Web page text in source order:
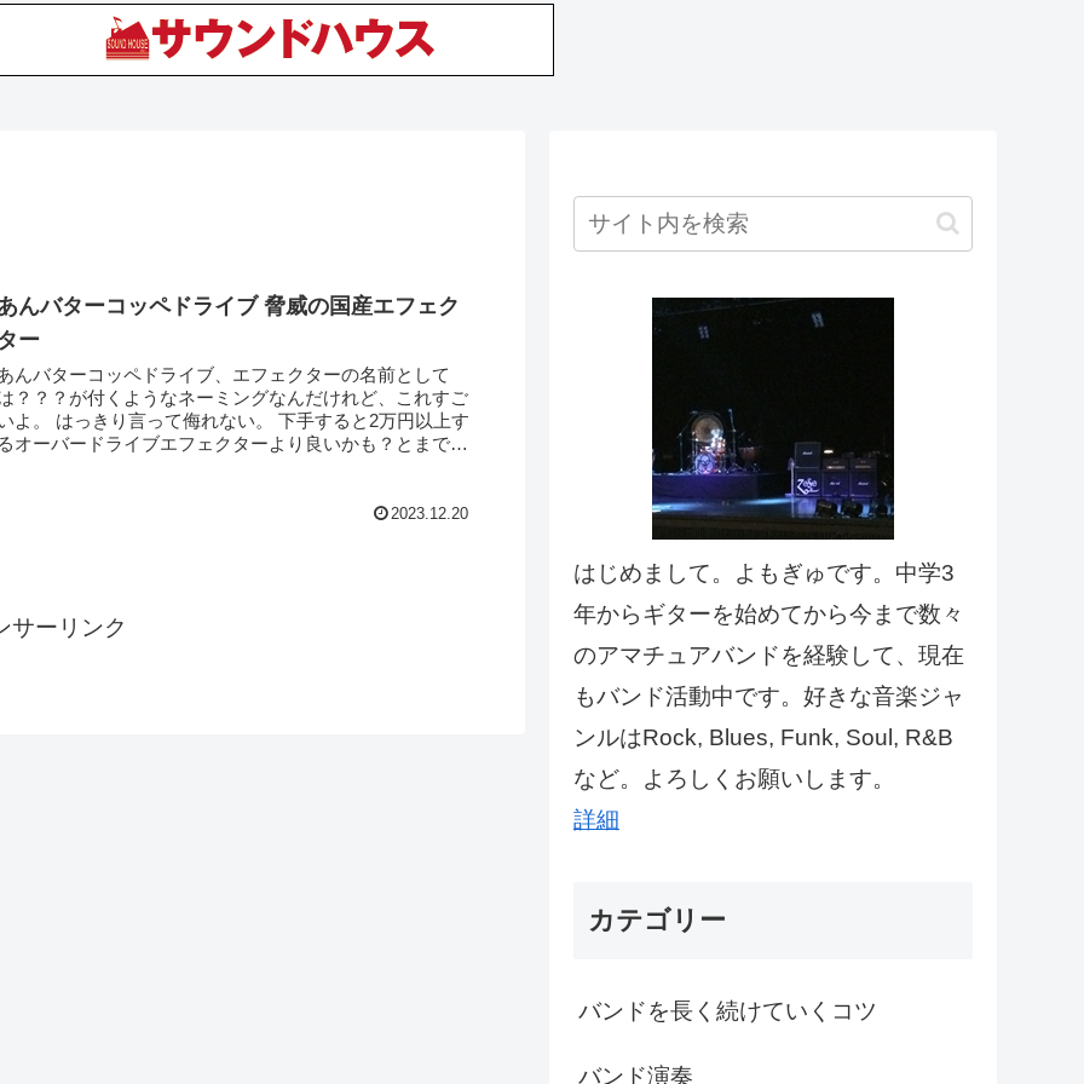
んバターコッペドライブ 脅威の国産エフェク
ー
んバターコッペドライブ、エフェクターの名前として
？？？が付くようなネーミングなんだけれど、これすご
よ。 はっきり言って侮れない。 下手すると2万円以上す
オーバードライブエフェクターより良いかも？とまで思
2023.12.20
サーリンク
はじめまして。よもぎゅです。中学3
年からギターを始めてから今まで数々
のアマチュアバンドを経験して、現在
もバンド活動中です。好きな音楽ジャ
ンルはRock, Blues, Funk, Soul, R&B
など。よろしくお願いします。
詳細
カテゴリー
バンドを長く続けていくコツ
バンド演奏